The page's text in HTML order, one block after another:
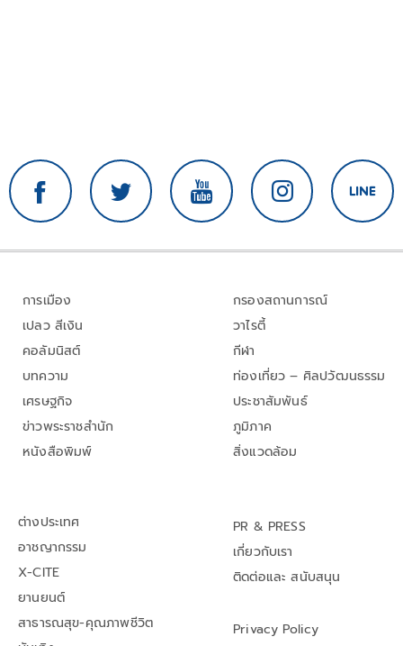
การเมือง
เปลว สีเงิน
คอลัมนิสต์
บทความ
เศรษฐกิจ
ข่าวพระราชสำนัก
หนังสือพิมพ์
กรองสถานการณ์
วาไรตี้
กีฬา
ท่องเที่ยว – ศิลปวัฒนธรรม
ประชาสัมพันธ์
ภูมิภาค
สิ่งแวดล้อม
ต่างประเทศ
อาชญากรรม
X-CITE
ยานยนต์
สาธารณสุข-คุณภาพชีวิต
PR & PRESS
เกี่ยวกับเรา
ติดต่อและ สนับสนุน
Privacy Policy